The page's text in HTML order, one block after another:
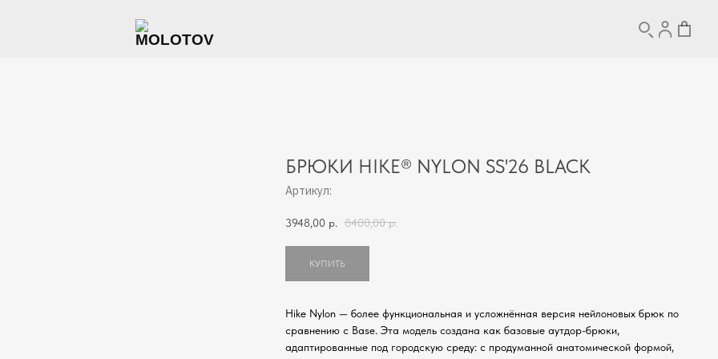
БРЮКИ HIKE® NYLON SS'26 BLACK
Артикул:
3948,00 р. 8400,00 р.
КУПИТЬ
Hike Nylon — более функциональная и усложнённая версия нейлоновых брюк по
сравнению с Base. Эта модель создана как базовые аутдор-брюки,
адаптированные под городскую среду: с продуманной анатомической формой,